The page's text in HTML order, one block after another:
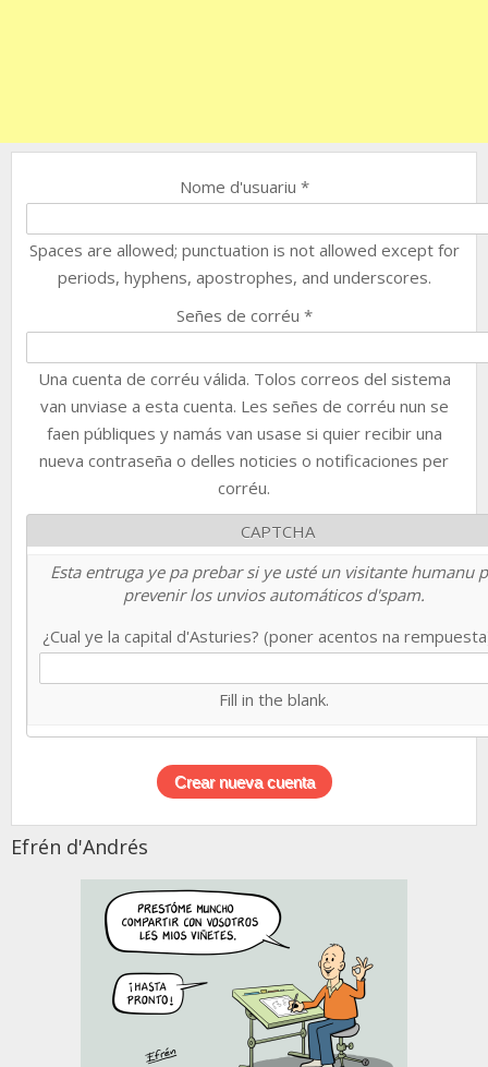
Nome d'usuariu *
Spaces are allowed; punctuation is not allowed except for
periods, hyphens, apostrophes, and underscores.
Señes de corréu *
Una cuenta de corréu válida. Tolos correos del sistema
van unviase a esta cuenta. Les señes de corréu nun se
faen públiques y namás van usase si quier recibir una
nueva contraseña o delles noticies o notificaciones per
corréu.
CAPTCHA
Esta entruga ye pa prebar si ye usté un visitante humanu
prevenir los unvios automáticos d'spam.
¿Cual ye la capital d'Asturies? (poner acentos na
Fill in the blank.
Efrén d'Andrés